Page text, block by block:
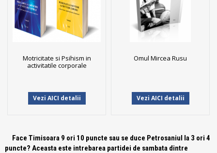
Motricitate si Psihism in
activitatile corporale
Vezi AICI detalii
Omul Mircea Rusu
Vezi AICI detalii
Face Timisoara 9 ori 10 puncte sau se duce Petrosaniul la 3 ori 4
puncte? Aceasta este intrebarea partidei de sambata dintre